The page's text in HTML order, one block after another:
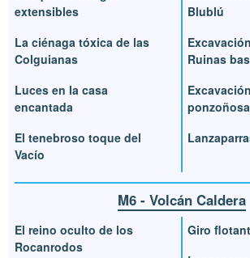
extensibles
La ciénaga tóxica de las
Colguianas
Luces en la casa
encantada
El tenebroso toque del
Vacío
Blublú
Ruinas
M6 - Volcán Caldera
El reino oculto de los
Rocanrodos
Giro